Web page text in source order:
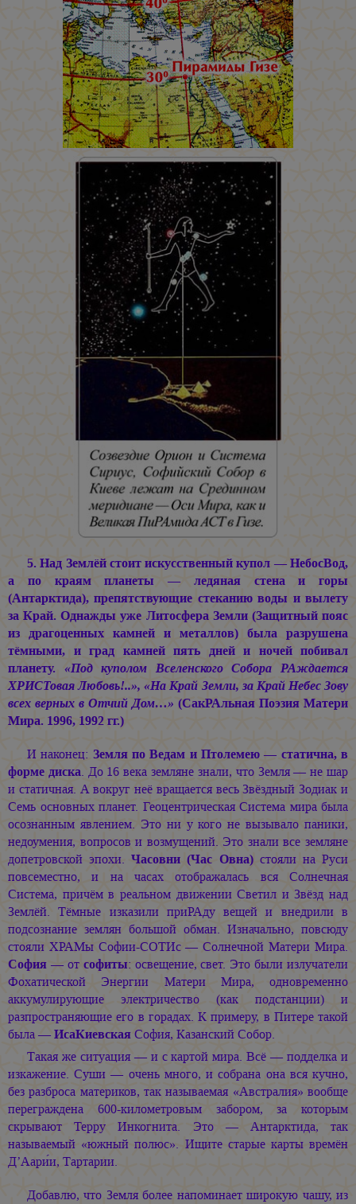
5. Над Землёй стоит искусственный купол — НебосВод,
а по краям планеты — ледяная стена и горы
(Антарктида), препятствующие стеканию воды и вылету
за Край. Однажды уже Литосфера Земли (Защитный пояс
из драгоценных камней и металлов) была разрушена
тёмными, и град камней пять дней и ночей побивал
планету. «Под куполом Вселенского Собора РАждается
ХРИСТовая Любовь!..», «На Край Земли, за Край Небес Зову
всех верных в Отчий Дом…» (СакРАльная Поэзия Матери
Мира. 1996, 1992 гг.)
И наконец: Земля по Ведам и Птолемею — статична, в
форме диска. До 16 века земляне знали, что Земля — не шар
и статичная. А вокруг неё вращается весь Звёздный Зодиак и
Семь основных планет. Геоцентрическая Система мира была
осознанным явлением. Это ни у кого не вызывало паники,
недоумения, вопросов и возмущений. Это знали все земляне
допетровской эпохи.Часовни (Час Овна)стояли на Руси
повсеместно, и на часах отображалась вся Солнечная
Система, причём в реальном движении Светил и Звёзд над
Землёй. Тёмные изказили приРАду вещей и внедрили в
подсознание землян большой обман. Изначально, повсюду
стояли ХРАМы Софии-СОТИс — Солнечной Матери Мира.
София — от софиты: освещение, свет. Это были излучатели
Фохатической Энергии Матери Мира, одновременно
аккумулирующие электричество (как подстанции) и
разпространяющие его в горадах. К примеру, в Питере такой
была —ИсаКиевскаяСофия, Казанский Собор.
Такая же ситуация — и с картой мира. Всё — подделка и
изкажение. Суши — очень много, и собрана она вся кучно,
без разброса материков, так называемая «Австралия» вообще
переграждена 600-километровым забором, за которым
скрывают Терру Инкогнита. Это — Антарктида, так
называемый «южный полюс». Ищите старые карты времён
Д’Аарии, Тартарии.
Добавлю, что Земля более напоминает широкую чашу, из